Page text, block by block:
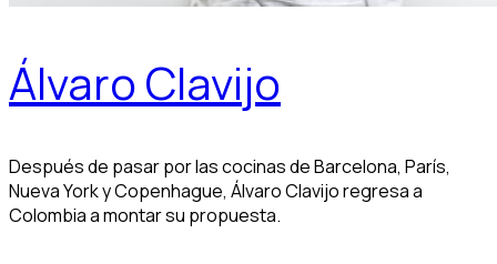
Álvaro Clavijo
Después de pasar por las cocinas de Barcelona, París,
Nueva York y Copenhague, Álvaro Clavijo regresa a
Colombia a montar su propuesta.